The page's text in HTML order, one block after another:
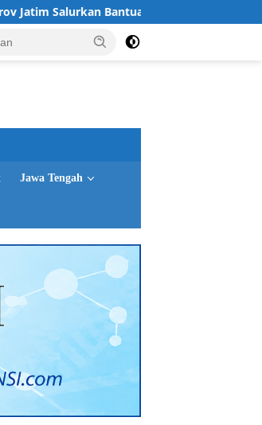
Bantuan untuk 76 Keluarga Perintis
Jawa Tengah